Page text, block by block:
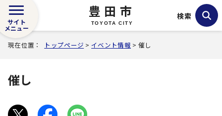
豊田市
TOYOTA CITY
サイト
メニュー
検索
現在位置： トップページ >イベント情報 > 催し
催し